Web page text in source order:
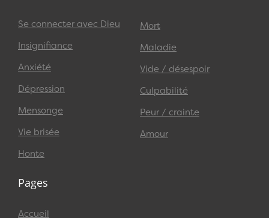
Se connecter avec Dieu
Insignifiance
Anxiété
Dépression
Mensonge
Vie brisée
Honte
Mort
Maladie
Vide / désespoir
Culpabilité
Peur / crainte
Amour
Pages
Accueil